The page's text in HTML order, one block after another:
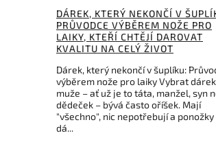
DÁREK, KTERÝ NEKONČÍ V
PRŮVODCE VÝBĚREM NOŽE PRO
LAIKY, KTEŘÍ CHTĚJÍ DAROVAT
KVALITU NA CELÝ ŽIVOT
Dárek, který nekončí v šuplíku:
výběrem nože pro laiky Vybrat
muže – ať už je to táta, manžel, syn
dědeček – bývá často oříšek. Mají
"všechno", nic nepotřebují a ponožky
dá...
Kód:DMTD8CX
BenchStone
Extra Coarse
931 Kč